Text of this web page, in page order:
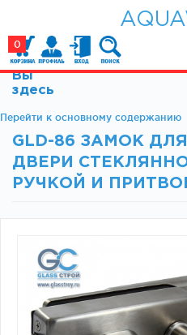
Перейти к основному содержанию
0
КАТАЛОГ
Фурнитура для
Фурнитура для
механизмы)
Фурнитура для
Замки и ответки
Зажимные профили
Фурнитура для
Фурнитура для душевых
АКЦИИ
ПАРТНЕРСТВО
СТАТЬИ
Вы
здесь
GLD-86 ЗАМОК
ДВЕРИ
РУЧКОЙ И